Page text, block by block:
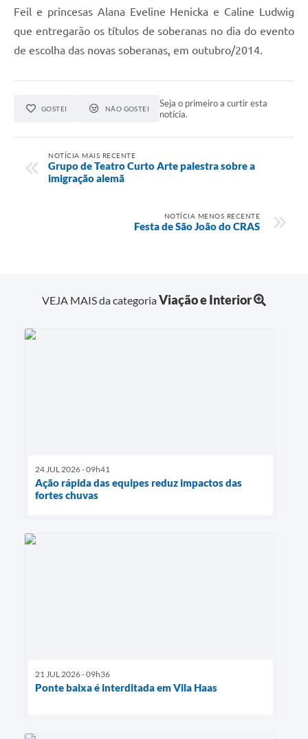
Feil e princesas Alana Eveline Henicka e Caline Ludwig
que entregarão os títulos de soberanas no dia do evento
de escolha das novas soberanas, em outubro/2014.
GOSTEI NÃO GOSTEI
Seja o primeiro a curtir esta
notícia.
NOTÍCIA MAIS RECENTE
Grupo de Teatro Curto Arte palestra sobre a
imigração alemã
NOTÍCIA MENOS RECENTE
Festa de São João do CRAS
VEJA MAIS da categoriaViação e Interior
24 JUL 2026 - 09h41
Ação rápida das equipes reduz impactos das
fortes chuvas
21 JUL 2026 - 09h36
Ponte baixa é interditada em Vila Haas